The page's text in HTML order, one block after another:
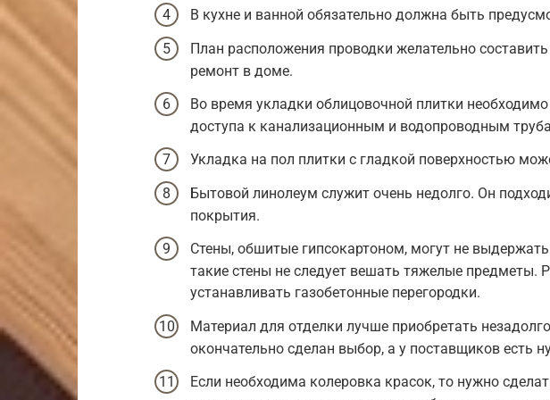
В кухне и ванной обязательно должна быть
План расположения проводки желательно
ремонт в доме.
Во время укладки облицовочной плитки
доступа к канализационным и водопроводным
Укладка на пол плитки с гладкой поверхностью
Бытовой линолеум служит очень недолго. Он
покрытия.
Стены, обшитые гипсокартоном, могут не
такие стены не следует вешать тяжелые предметы.
устанавливать газобетонные перегородки.
Материал для отделки лучше приобретать
окончательно сделан выбор, а у поставщиков есть
Если необходима колеровка красок, то нужно